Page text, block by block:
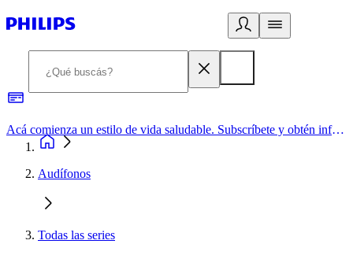
Acá comienza un estilo de vida saludable. Subscríbete y obtén información de primera mano
Audífonos
Todas las series